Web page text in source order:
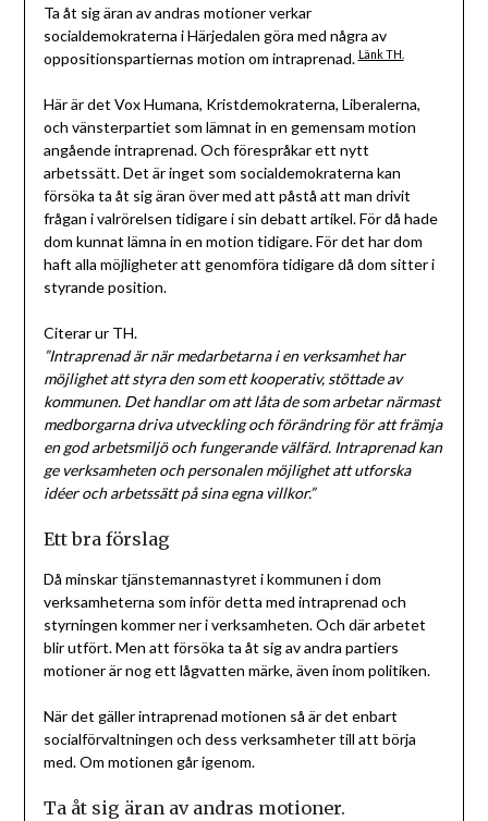
Ta åt sig äran av andras motioner verkar
socialdemokraterna i Härjedalen göra med några av
oppositionspartiernas motion om intraprenad.Länk TH.
Här är det Vox Humana, Kristdemokraterna, Liberalerna,
och vänsterpartiet som lämnat in en gemensam motion
angående intraprenad. Och förespråkar ett nytt
arbetssätt. Det är inget som socialdemokraterna kan
försöka ta åt sig äran över med att påstå att man drivit
frågan i valrörelsen tidigare i sin debatt artikel. För då hade
dom kunnat lämna in en motion tidigare. För det har dom
haft alla möjligheter att genomföra tidigare då dom sitter i
styrande position.
Citerar ur TH.
”Intraprenad är när medarbetarna i en verksamhet har
möjlighet att styra den som ett kooperativ, stöttade av
kommunen. Det handlar om att låta de som arbetar närmast
medborgarna driva utveckling och förändring för att främja
en god arbetsmiljö och fungerande välfärd. Intraprenad kan
ge verksamheten och personalen möjlighet att utforska
idéer och arbetssätt på sina egna villkor.”
Ett bra förslag
Då minskar tjänstemannastyret i kommunen i dom
verksamheterna som inför detta med intraprenad och
styrningen kommer ner i verksamheten. Och där arbetet
blir utfört. Men att försöka ta åt sig av andra partiers
motioner är nog ett lågvatten märke, även inom politiken.
När det gäller intraprenad motionen så är det enbart
socialförvaltningen och dess verksamheter till att börja
med. Om motionen går igenom.
Ta åt sig äran av andras motioner.